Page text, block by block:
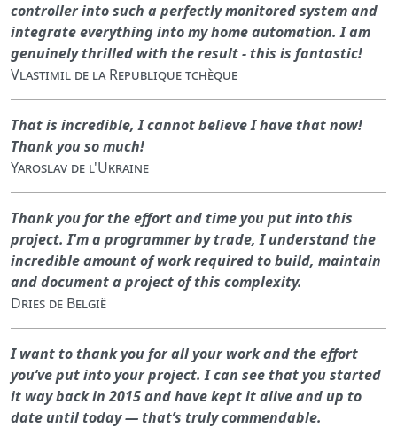
controller into such a perfectly monitored system and
integrate everything into my home automation. I am
genuinely thrilled with the result - this is fantastic!
Vlastimil de la Republique tchèque
That is incredible, I cannot believe I have that now!
Thank you so much!
Yaroslav de l'Ukraine
Thank you for the effort and time you put into this
project. I'm a programmer by trade, I understand the
incredible amount of work required to build, maintain
and document a project of this complexity.
Dries de België
I want to thank you for all your work and the effort
you’ve put into your project. I can see that you started
it way back in 2015 and have kept it alive and up to
date until today — that’s truly commendable.